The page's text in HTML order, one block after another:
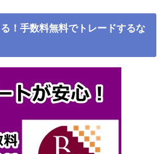
！手数料無料でトレードするな